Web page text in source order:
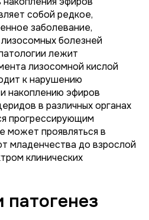
собой редкое,
заболевание,
болезней
лежит
лизосомной кислой
к нарушению
накоплению эфиров
в различных органах
прогрессирующим
может проявляться в
младенчества до взрослой
клинических
патогенез